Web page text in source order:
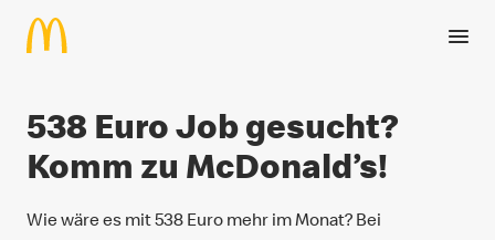
Zum Hauptinhalt springen
538 Euro Job gesucht?
Komm zu McDonald’s!
Wie wäre es mit 538 Euro mehr im Monat? Bei